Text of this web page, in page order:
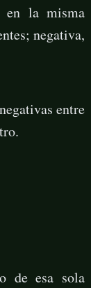
en la misma
negativa,
entre
de esa sola